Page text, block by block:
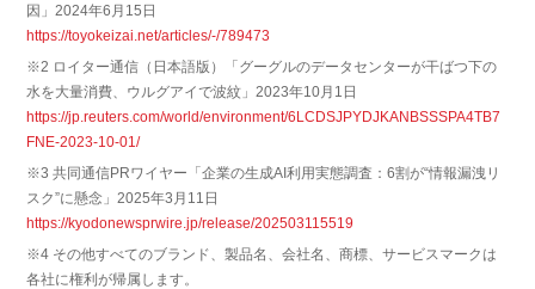
因」2024年6月15日
https://toyokeizai.net/articles/-/789473
※2 ロイター通信（日本語版）「グーグルのデータセンターが干ばつ下の
水を大量消費、ウルグアイで波紋」2023年10月1日
https://jp.reuters.com/world/environment/6LCDSJPYDJKANBSSSPA4TB7
FNE-2023-10-01/
※3 共同通信PRワイヤー「企業の生成AI利用実態調査：6割が“情報漏洩リ
スク”に懸念」2025年3月11日
https://kyodonewsprwire.jp/release/202503115519
※4 その他すべてのブランド、製品名、会社名、商標、サービスマークは
各社に権利が帰属します。